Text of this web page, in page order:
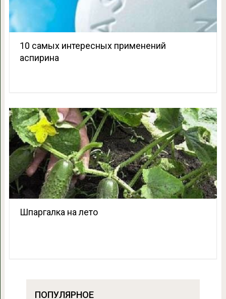
10 самых интересных применений
аспирина
Шпаргалка на лето
ПОПУЛЯРНОЕ